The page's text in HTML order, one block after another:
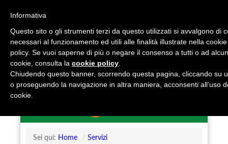
Sei qui: Home / Servizi
Informativa
Questo sito o gli strumenti terzi da questo utilizzati si avvalgono di
necessari al funzionamento ed utili alle finalità illustrate nella cookie
policy. Se vuoi saperne di più o negare il consenso a tutti o ad
cookie, consulta la cookie policy
Chiudendo questo banner, scorrendo questa pagina, cliccando su
o proseguendo la navigazione in altra maniera, acconsenti all’uso
cookie.